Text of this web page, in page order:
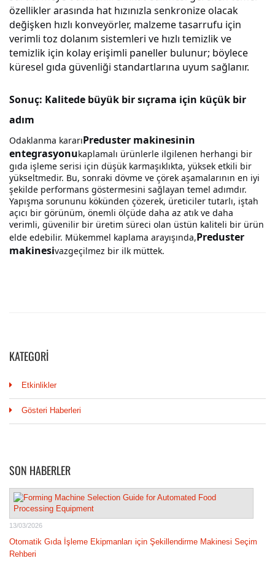
KATEGORI
Etkinlikler
Gösteri Haberleri
SON HABERLER
13/03/2026
Otomatik Gıda İşleme Ekipmanları için Şekillendirme Makinesi Seçim
Rehberi